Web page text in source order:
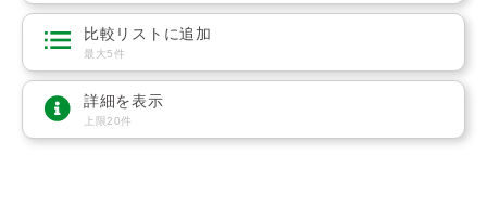
比較リストに追加
最大5件
詳細を表示
上限20件